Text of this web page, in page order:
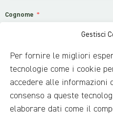
Gestisci
Per fornire le migliori
tecnologie come i cookie
accedere alle informazioni
consenso a queste
elaborare dati come il
Cognome